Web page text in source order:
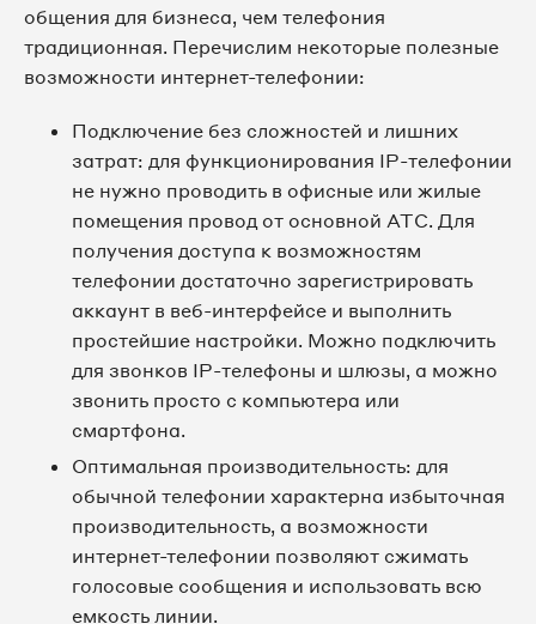
общения для бизнеса, чем телефония
традиционная. Перечислим некоторые полезные
возможности интернет-телефонии:
Подключение без сложностей и лишних
затрат: для функционирования IP-телефонии
не нужно проводить в офисные или жилые
помещения провод от основной АТС. Для
получения доступа к возможностям
телефонии достаточно зарегистрировать
аккаунт в веб-интерфейсе и выполнить
простейшие настройки. Можно подключить
для звонков IP-телефоны и шлюзы, а можно
звонить просто с компьютера или
смартфона.
Оптимальная производительность: для
обычной телефонии характерна избыточная
производительность, а возможности
интернет-телефонии позволяют сжимать
голосовые сообщения и использовать всю
емкость линии.